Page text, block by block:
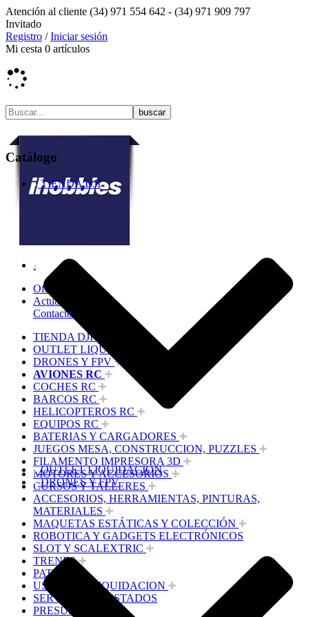
Atención al cliente (34) 971 554 642 - (34) 971 909 797
Invitado
Registro /Iniciar sesión
Mi cesta 0 artículos
Ofertas
Actualidad
Contacto
TIENDA DJI
OUTLET LIQUIDACION
DRONES Y FPV
AVIONES RC
COCHES RC
BARCOS RC
HELICOPTEROS RC
EQUIPOS RC
BATERIAS Y CARGADORES
JUEGOS MESA, CONSTRUCCION, PUZZLES
FILAMENTO IMPRESORA 3D
MOTORES Y ACCESORIOS
CURSOS Y TALLERES
ACCESORIOS, HERRAMIENTAS, PINTURAS,
MATERIALES
MAQUETAS ESTÁTICAS Y COLECCIÓN
ROBOTICA Y GADGETS ELECTRÓNICOS
SLOT Y SCALEXTRIC
TRENES
PATINES
USADOS Y LIQUIDACION
SERVICIOS PRESTADOS
PRESUPUESTOS
Catálogo
TIENDA DJI
OUTLET LIQUIDACION
DRONES Y FPV